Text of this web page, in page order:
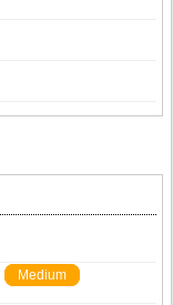
Medium